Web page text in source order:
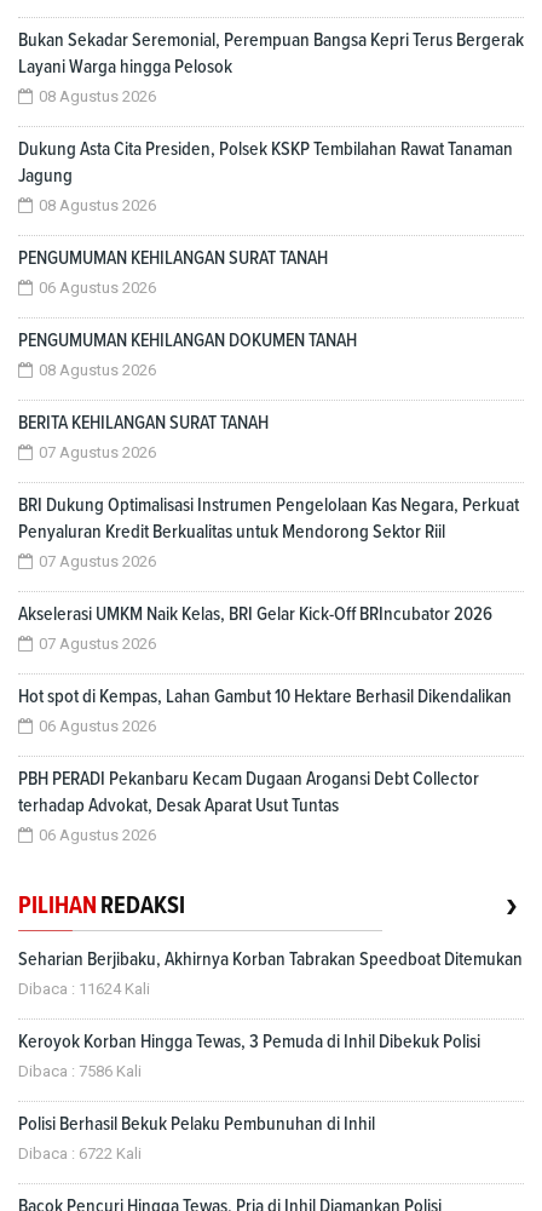
Bukan Sekadar Seremonial, Perempuan Bangsa Kepri Terus Bergerak
Layani Warga hingga Pelosok
08 Agustus 2026
Dukung Asta Cita Presiden, Polsek KSKP Tembilahan Rawat Tanaman
Jagung
08 Agustus 2026
PENGUMUMAN KEHILANGAN SURAT TANAH
06 Agustus 2026
PENGUMUMAN KEHILANGAN DOKUMEN TANAH
08 Agustus 2026
BERITA KEHILANGAN SURAT TANAH
07 Agustus 2026
BRI Dukung Optimalisasi Instrumen Pengelolaan Kas Negara, Perkuat
Penyaluran Kredit Berkualitas untuk Mendorong Sektor Riil
07 Agustus 2026
Akselerasi UMKM Naik Kelas, BRI Gelar Kick-Off BRIncubator 2026
07 Agustus 2026
Hot spot di Kempas, Lahan Gambut 10 Hektare Berhasil Dikendalikan
06 Agustus 2026
PBH PERADI Pekanbaru Kecam Dugaan Arogansi Debt Collector
terhadap Advokat, Desak Aparat Usut Tuntas
06 Agustus 2026
PILIHAN REDAKSI ›
Seharian Berjibaku, Akhirnya Korban Tabrakan Speedboat Ditemukan
Dibaca : 11624 Kali
Keroyok Korban Hingga Tewas, 3 Pemuda di Inhil Dibekuk Polisi
Dibaca : 7586 Kali
Polisi Berhasil Bekuk Pelaku Pembunuhan di Inhil
Dibaca : 6722 Kali
Bacok Pencuri Hingga Tewas, Pria di Inhil Diamankan Polisi